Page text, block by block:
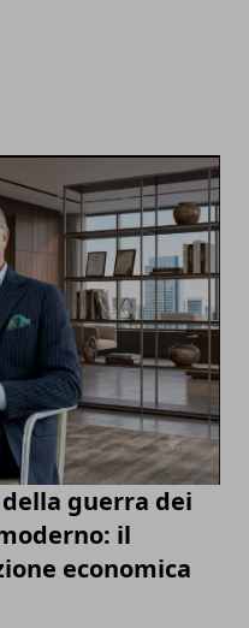
guerra dei
il
economica